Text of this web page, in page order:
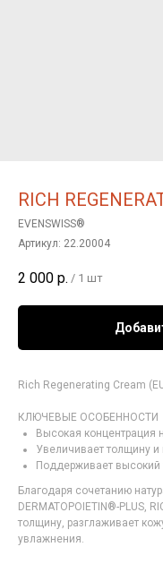
RICH
EVENSWISS®
Артикул: 22.20004
2 000 р. / 1 шт
Rich Regenerating Cream
КЛЮЧЕВЫЕ ОСОБЕННОСТИ
Высокая концентрация
Увеличивает толщину и
Поддерживает высокий
Благодаря сочетанию
DERMATOPOIETIN®-PLUS,
толщину, разглаживает
увлажнения.